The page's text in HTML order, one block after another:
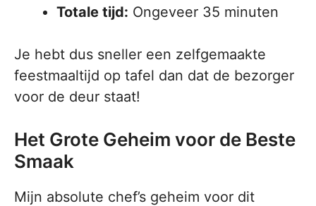
Totale tijd: Ongeveer 35 minuten
Je hebt dus sneller een zelfgemaakte
feestmaaltijd op tafel dan dat de bezorger
voor de deur staat!
Het Grote Geheim voor de Beste
Smaak
Mijn absolute chef’s geheim voor dit